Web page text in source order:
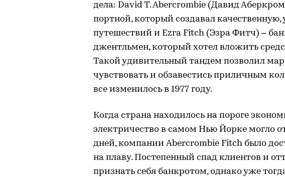
дела: David T. Abercrombie (Давид
портной, который создавал
путешествий и Ezra Fitch (Эзра Фитч) –
джентльмен, который хотел вложить
Такой удивительный тандем позволил
чувствовать и обзавестись приличным
все изменилось в 1977 году.
Когда страна находилось на пороге
электричество в самом Нью Йорке могло
дней, компании Abercrombie Fitch было
на плаву. Постепенный спад клиентов и
признать себя банкротом, однако уже